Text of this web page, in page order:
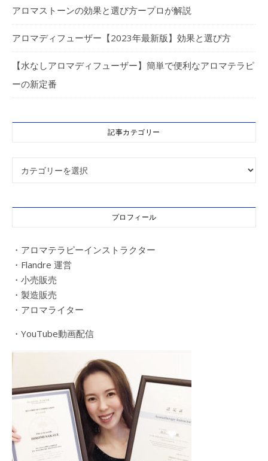
アロマストーンの効果と選び方ープロが解説
アロマディフューザー【2023年最新版】効果と選び方
【水なしアロマディフューザー】簡単で便利なアロマテラピ
ーの新定番
記事カテゴリー
記事カテゴリー
プロフィール
・アロマテラピーインストラクター
・Flandre 運営
・小売販売
・製造販売
・アロマライター
・YouTube動画配信